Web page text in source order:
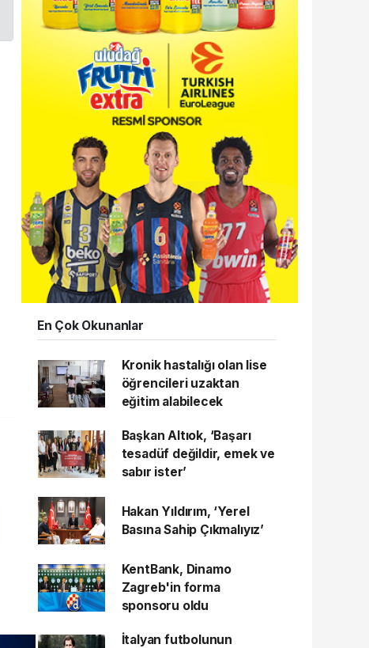
En Çok Okunanlar
Kronik hastalığı olan lise
öğrencileri uzaktan
eğitim alabilecek
Başkan Altıok, ‘Başarı
tesadüf değildir, emek ve
sabır ister’
Hakan Yıldırım, ‘Yerel
Basına Sahip Çıkmalıyız’
KentBank, Dinamo
Zagreb'in forma
sponsoru oldu
İtalyan futbolunun